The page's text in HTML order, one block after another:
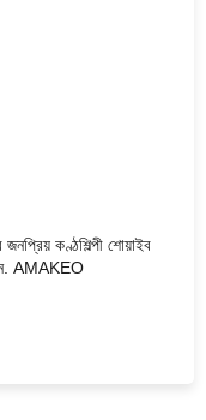
জনপ্রিয় কণ্ঠশিল্পী শোয়াইব
AMAKEO